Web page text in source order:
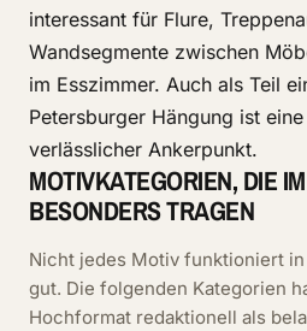
interessant für Flure,
Wandsegmente zwischen
im Esszimmer. Auch als Teil
Petersburger Hängung ist
verlässlicher Ankerpunkt.
MOTIVKATEGORIEN, DIE
BESONDERS TRAGEN
Nicht jedes Motiv funktioniert
gut. Die folgenden Kategorien
Hochformat redaktionell als